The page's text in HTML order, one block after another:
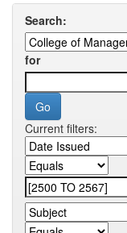
Search:
for
Current filters: